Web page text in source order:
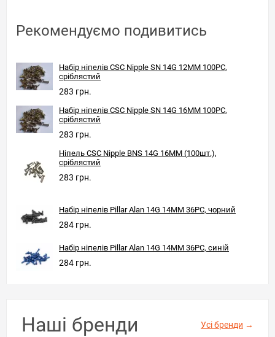
Рекомендуємо подивитись
Набір ніпелів CSC Nipple SN 14G 12MM 100PC,
сріблястий
283 грн.
Набір ніпелів CSC Nipple SN 14G 16MM 100PC,
сріблястий
283 грн.
Ніпель CSC Nipple BNS 14G 16MM (100шт.),
сріблястий
283 грн.
Набір ніпелів Pillar Alan 14G 14MM 36PC, чорний
284 грн.
Набір ніпелів Pillar Alan 14G 14MM 36PC, синій
284 грн.
Наші бренди Усі бренди →